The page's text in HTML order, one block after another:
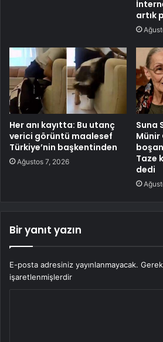
artık
Her anı kayıtta: Bu utanç
verici görüntü maalesef
Türkiye’nin başkentinden
Ağustos 7, 2026
Suna
Münir
Taze
dedi
Bir yanıt yazın
E-posta adresiniz yayınlanmayacak.
işaretlenmişlerdir